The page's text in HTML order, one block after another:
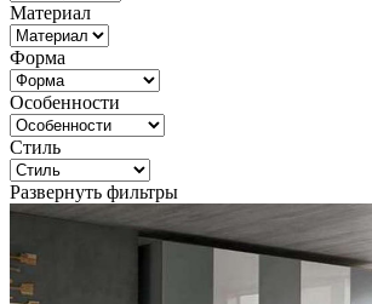
Материал
Форма
Особенности
Стиль
Развернуть фильтры